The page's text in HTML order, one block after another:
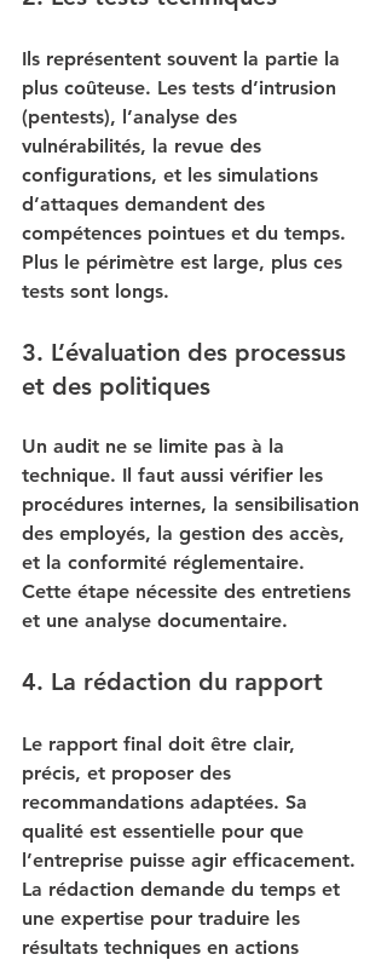
Ils représentent souvent la partie la
plus coûteuse. Les tests d’intrusion
(pentests), l’analyse des
vulnérabilités, la revue des
configurations, et les simulations
d’attaques demandent des
compétences pointues et du temps.
Plus le périmètre est large, plus ces
tests sont longs.
3. L’évaluation des processus
et des politiques
Un audit ne se limite pas à la
technique. Il faut aussi vérifier les
procédures internes, la sensibilisation
des employés, la gestion des accès,
et la conformité réglementaire.
Cette étape nécessite des entretiens
et une analyse documentaire.
4. La rédaction du rapport
Le rapport final doit être clair,
précis, et proposer des
recommandations adaptées. Sa
qualité est essentielle pour que
l’entreprise puisse agir efficacement.
La rédaction demande du temps et
une expertise pour traduire les
résultats techniques en actions